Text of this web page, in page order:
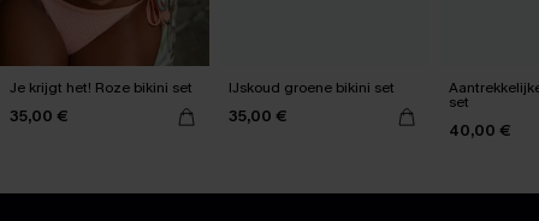
Je krijgt het! Roze bikini set
35,00 €
IJskoud groene bikini set
35,00 €
set
40,00 €